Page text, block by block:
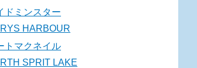
ドミンスター
HARBOUR
トマクネイル
SPRIT LAKE